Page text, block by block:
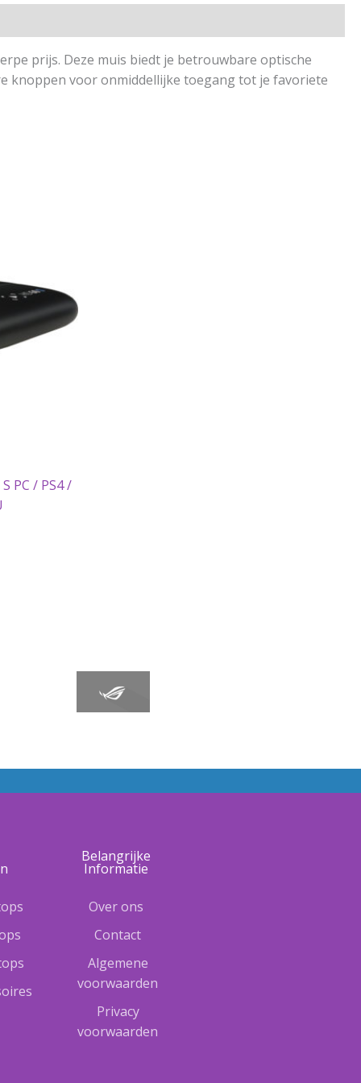
prijs. Deze muis biedt je betrouwbare optische
knoppen voor onmiddellijke toegang tot je favoriete
PC / PS4 /
Belangrijke
Informatie
Over ons
Contact
Algemene
voorwaarden
Privacy
voorwaarden